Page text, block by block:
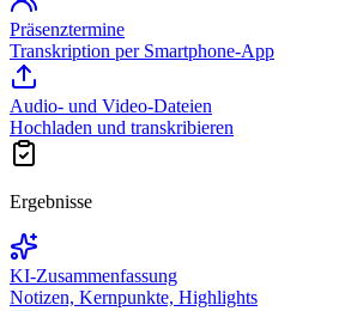
Präsenztermine
Transkription per Smartphone-App
Audio- und Video-Dateien
Hochladen und transkribieren
Ergebnisse
KI-Zusammenfassung
Notizen, Kernpunkte, Highlights